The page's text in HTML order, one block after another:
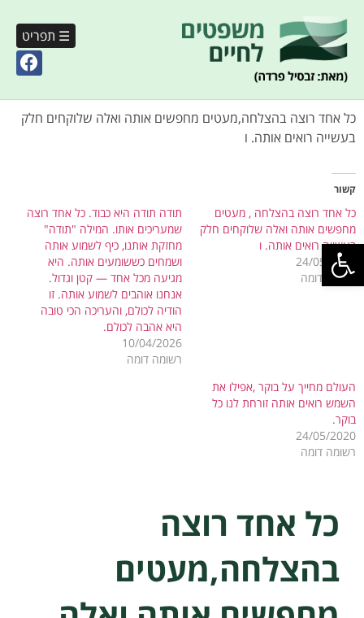
פתח סרגל נגישות
☰ תפריט
כל אחד רוצה בהצלחה,מעטים מחפשים אותה ואלה שלוקחים חלק
בעשייה רואים אותה. ו
קשור
כל אחד רוצה בהצלחה , מעטים
מחפשים אותה ואלה שלוקחים חלק
בעשייה רואים אותה. ו
24/05/2020
רשומה דומה
תודה תודה היא כבוד. כל אחד רוצה
שמעריכים אותו. המילה "תודה"
מחזקת אותנו, כיף לשמוע אותה
ושמחים כששומעים אותה. היא
מגיעה מכל אחד — קטן וגדול.
אנחנו אוהבים לשמוע אותה. זו
הודיה לכולם, והעריכה הכי טובה
היא אהבה לכולם.
10/04/2026
רשומה דומה
העולם מחייך על בוקר ,אפילו את
השמש רואים אותה זורחת לנו כל
בוקר.
24/05/2020
רשומה דומה
כל אחד רוצה
בהצלחה,מעטים